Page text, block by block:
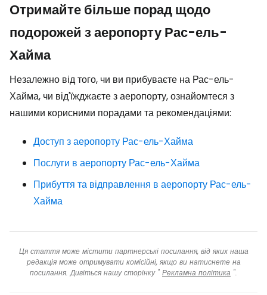
Отримайте більше порад щодо
подорожей з аеропорту Рас-ель-
Хайма
Незалежно від того, чи ви прибуваєте на Рас-ель-
Хайма, чи від'їжджаєте з аеропорту, ознайомтеся з
нашими корисними порадами та рекомендаціями:
Доступ з аеропорту Рас-ель-Хайма
Послуги в аеропорту Рас-ель-Хайма
Прибуття та відправлення в аеропорту Рас-ель-
Хайма
Ця стаття може містити партнерські посилання, від яких наша
редакція може отримувати комісійні, якщо ви натиснете на
посилання. Дивіться нашу сторінку " Рекламна політика ".